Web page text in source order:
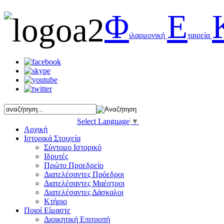
Φιλαρμονική Εταιρεία
Select Language ▼
Αρχική
Ιστορικά Στοιχεία
Σύντομο Ιστορικό
Ιδρυτές
Πρώτο Προεδρείο
Διατελέσαντες Πρόεδροι
Διατελέσαντες Μαέστροι
Διατελέσαντες Δάσκαλοι
Κτήριο
Ποιοί Είμαστε
Διοικητική Επιτροπή